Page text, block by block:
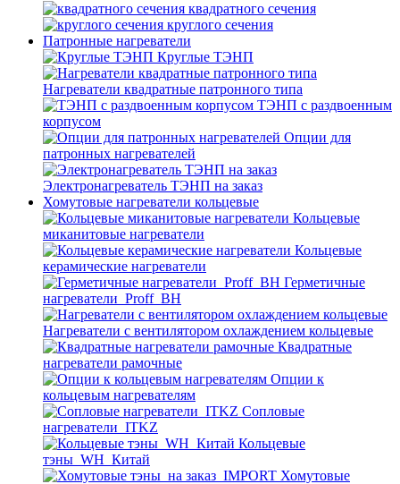
квадратного сечения
круглого сечения
Патронные нагреватели
Круглые ТЭНП
Нагреватели квадратные патронного типа
ТЭНП с раздвоенным
корпусом
Опции для
патронных нагревателей
Электронагреватель ТЭНП на заказ
Хомутовые нагреватели кольцевые
Кольцевые
миканитовые нагреватели
Кольцевые
керамические нагреватели
Герметичные
нагреватели_Proff_BH
Нагреватели с вентилятором охлаждением кольцевые
Квадратные
нагреватели рамочные
Опции к
кольцевым нагревателям
Cопловые
нагреватели_ITKZ
Кольцевые
тэны_WH_Китай
Хомутовые